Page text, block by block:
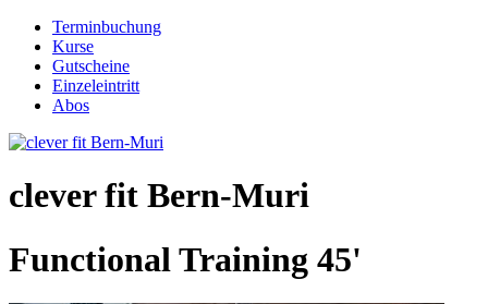
Terminbuchung
Kurse
Gutscheine
Einzeleintritt
Abos
clever fit Bern-Muri
Functional Training 45'